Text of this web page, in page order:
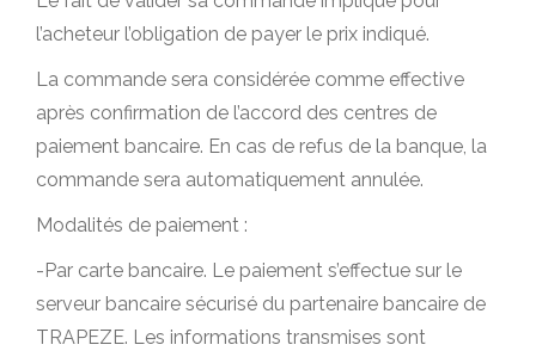
l’acheteur l’obligation de payer le prix indiqué.
La commande sera considérée comme effective
après confirmation de l’accord des centres de
paiement bancaire. En cas de refus de la banque, la
commande sera automatiquement annulée.
Modalités de paiement :
-Par carte bancaire. Le paiement s’effectue sur le
serveur bancaire sécurisé du partenaire bancaire de
TRAPEZE. Les informations transmises sont